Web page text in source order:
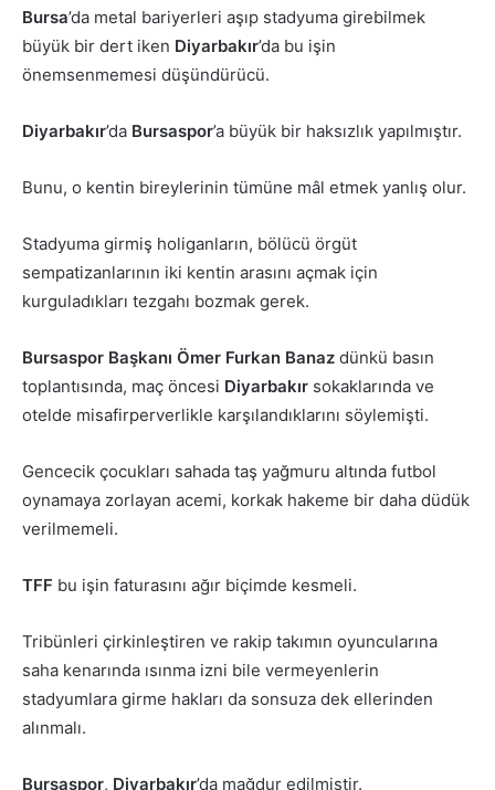
Bursa’da metal bariyerleri aşıp stadyuma girebilmek
büyük bir dert iken Diyarbakır’da bu işin
önemsenmemesi düşündürücü.
Diyarbakır’da Bursaspor’a büyük bir haksızlık yapılmıştır.
Bunu, o kentin bireylerinin tümüne mâl etmek yanlış olur.
Stadyuma girmiş holiganların, bölücü örgüt
sempatizanlarının iki kentin arasını açmak için
kurguladıkları tezgahı bozmak gerek.
Bursaspor Başkanı Ömer Furkan Banaz dünkü basın
toplantısında, maç öncesi Diyarbakır sokaklarında ve
otelde misafirperverlikle karşılandıklarını söylemişti.
Gencecik çocukları sahada taş yağmuru altında futbol
oynamaya zorlayan acemi, korkak hakeme bir daha düdük
verilmemeli.
TFF bu işin faturasını ağır biçimde kesmeli.
Tribünleri çirkinleştiren ve rakip takımın oyuncularına
saha kenarında ısınma izni bile vermeyenlerin
stadyumlara girme hakları da sonsuza dek ellerinden
alınmalı.
Bursaspor, Diyarbakır’da mağdur edilmiştir.